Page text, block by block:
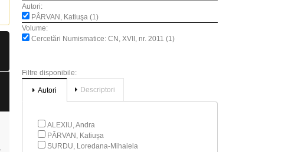
Autori:
PÂRVAN, Katiuşa (1)
Volume:
Cercetări Numismatice: CN, XVII, nr. 2011 (1)
Filtre disponibile:
Autori Descriptori
ALEXIU, Andra
PÂRVAN, Katiușa
SURDU, Loredana-Mihaiela